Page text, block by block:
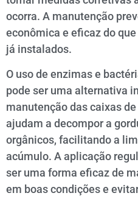
ocorra. A manutenção
econômica e eficaz do
já instalados.
O uso de enzimas e
pode ser uma alternativa
manutenção das caixas
ajudam a decompor a
orgânicos, facilitando a
acúmulo. A aplicação
ser uma forma eficaz de
em boas condições e